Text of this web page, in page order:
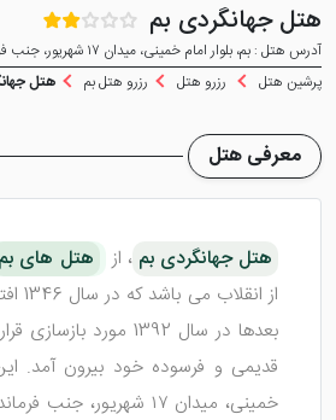
هتل جهانگردی بم
آدرس هتل : بم، بلوار امام خمینی، میدان ۱۷ شهریور، جنب فرمانداری
پرشین هتل
رزرو هتل رزرو هتل بم هتل
معرفی هتل
هتل جهانگردی بم ، از هتل های بم
از
بعدها در سال 1392 مورد
قدیمی و فرسوده خود بیرون آمد.
خمینی، میدان ۱۷ شهریور،